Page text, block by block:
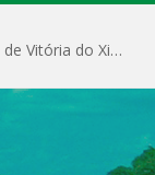
4º Torneio de Pesca Esportiva do Tucunaré de Vitória do Xingu